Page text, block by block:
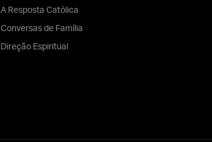
A Resposta Católica
Conversas de Família
Direção Espiritual